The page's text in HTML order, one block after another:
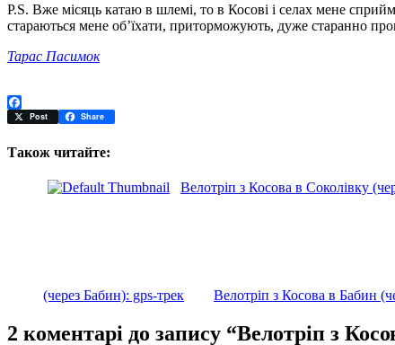
P.S. Вже місяць катаю в шлемі, то в Косові і селах мене
стараються мене об’їхати, приторможують, дуже старанно
Тарас Пасимок
Facebook
Post Share
Також читайте:
Велотріп з Косова в Соколівку
(через Бабин): gps-трек Велотріп з Косова в Бабин
2 коментарі до запису “Велотріп з